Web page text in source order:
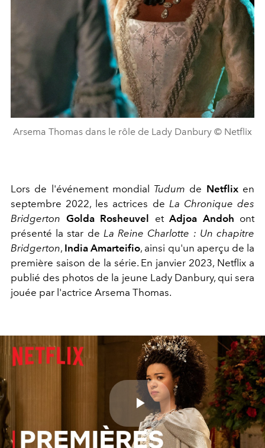
Arsema Thomas dans le rôle de Lady Danbury © Netflix
Lors de l'événement mondial Tudum de Netflixen
septembre 2022, les actrices de La Chronique des
Bridgerton Golda Rosheuvel et Adjoa Andoh ont
présenté la star de La Reine Charlotte : Un chapitre
Bridgerton, India Amarteifio, ainsi qu'un aperçu de la
première saison de la série. En janvier 2023, Netflix a
publié des photos de la jeune Lady Danbury, qui sera
jouée par l'actrice Arsema Thomas.
Play